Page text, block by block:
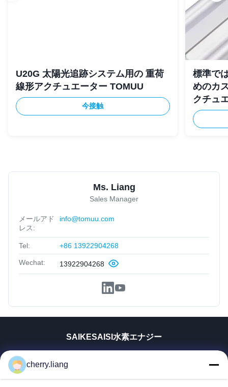
U20G 太陽光追跡システム用の 重荷
線形アクチュエーター TOMUU
今接触
標準で
めのカ
クチュ
Ms. Liang
Sales Manager
メールアド
レス:
info@tomuu.com
Tel: +86 13922904268
Wechat: 13922904268
SAIKESAISI水素エナジー
cherry.liang